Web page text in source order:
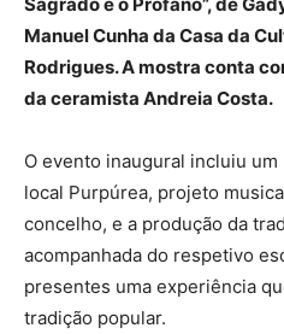
Manuel Cunha da Casa da
Rodrigues. A mostra conta
da ceramista Andreia Costa.
O evento inaugural incluiu
local Purpúrea, projeto
concelho, e a produção da
acompanhada do respetivo
presentes uma experiência
tradição popular.